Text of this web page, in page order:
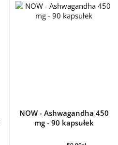
NOW - Ashwagandha 450
mg - 90 kapsułek